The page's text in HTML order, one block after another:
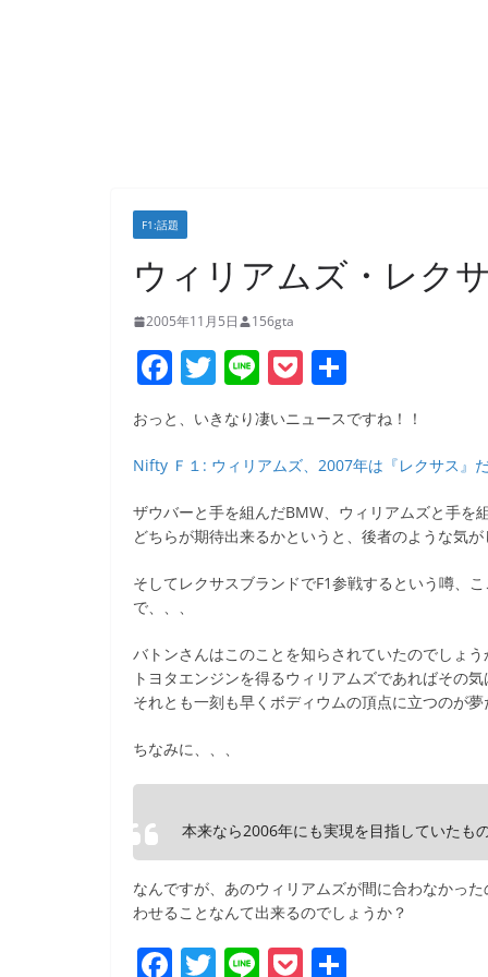
F1:話題
ウィリアムズ・レク
2005年11月5日 156gta
F
c
e
b
o
o
k
T
w
itt
er
Li
n
e
P
ck
et
有
おっと、いきなり凄いニュースですね！！
Nifty Ｆ１: ウィリアムズ、2007年は『レクサス』
ザウバーと手を組んだBMW、ウィリアムズと手を組
どちらが期待出来るかというと、後者のような気が
そしてレクサスブランドでF1参戦するという噂、
で、、、
バトンさんはこのことを知らされていたのでしょう
トヨタエンジンを得るウィリアムズであればその
それとも一刻も早くボディウムの頂点に立つのが
ちなみに、、、
本来なら2006年にも実現を目指していたも
なんですが、あのウィリアムズが間に合わなかっ
わせることなんて出来るのでしょうか？
F T Li P